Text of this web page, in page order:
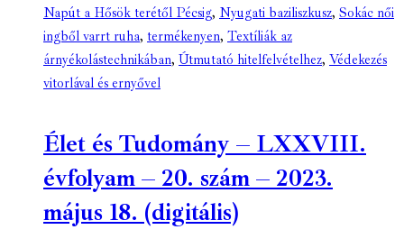
Napút a Hősök terétől Pécsig, Nyugati baziliszkusz, Sokác női
ingből varrt ruha, termékenyen, Textíliák az
árnyékolástechnikában, Útmutató hitelfelvételhez, Védekezés
vitorlával és ernyővel
Élet és Tudomány – LXXVIII.
évfolyam – 20. szám – 2023.
május 18. (digitális)